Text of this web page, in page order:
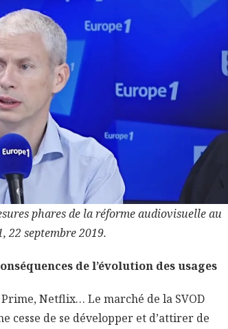
phares de la réforme audiovisuelle au
22 septembre 2019.
de l’évolution des usages
Netflix… Le marché de la SVOD
cesse de se développer et d’attirer de